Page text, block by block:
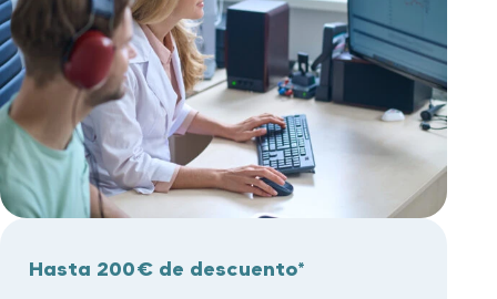
Hasta 200€ de descuento*